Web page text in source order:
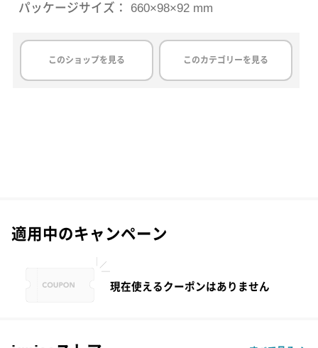
パッケージサイズ： 660×98×92 mm
このショップを見る このカテゴリーを見る
適用中のキャンペーン
現在使えるクーポンはありません